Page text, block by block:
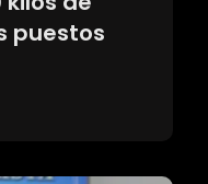
puestos